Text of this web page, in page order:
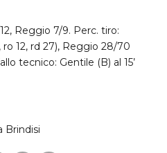
Reggio 7/9. Perc. tiro:
12, rd 27), Reggio 28/70
tecnico: Gentile (B) al 15’
Brindisi